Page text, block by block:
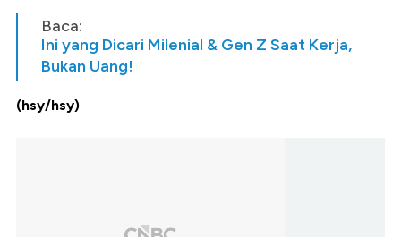
Baca:
Ini yang Dicari Milenial & Gen Z Saat Kerja,
Bukan Uang!
(hsy/hsy)